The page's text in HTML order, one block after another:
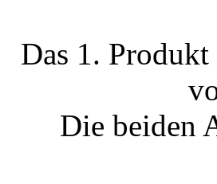
Das 1.
Die beiden